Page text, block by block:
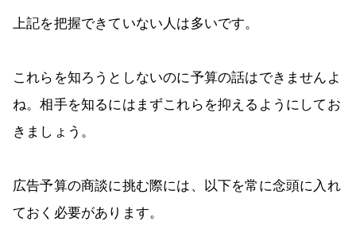
上記を把握できていない人は多いです。
これらを知ろうとしないのに予算の話はできませんよ
ね。相手を知るにはまずこれらを抑えるようにしてお
きましょう。
広告予算の商談に挑む際には、以下を常に念頭に入れ
ておく必要があります。